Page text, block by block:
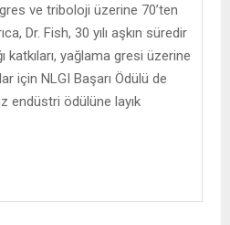
ve triboloji üzerine 70’ten
Dr. Fish, 30 yılı aşkın süredir
katkıları, yağlama gresi üzerine
için NLGI Başarı Ödülü de
endüstri ödülüne layık